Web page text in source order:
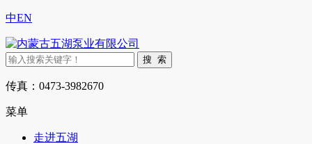
中EN
传真：0473-3982670
菜单
走进五湖